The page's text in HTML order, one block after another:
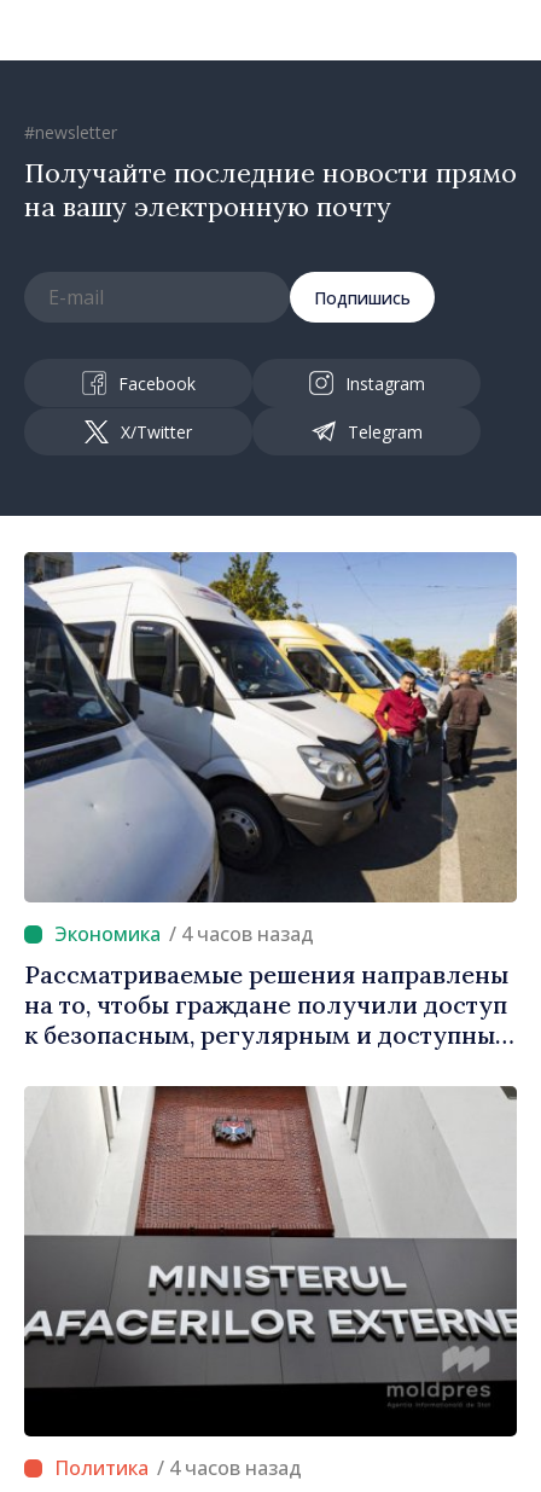
#newsletter
Получайте последние новости прямо
на вашу электронную почту
Подпишись
Facebook Instagram
X/Twitter Telegram
/ 4 часов назад
Рассматриваемые решения направлены
на то, чтобы граждане получили доступ
к безопасным, регулярным и доступным
автоперевозчикам
/ 4 часов назад